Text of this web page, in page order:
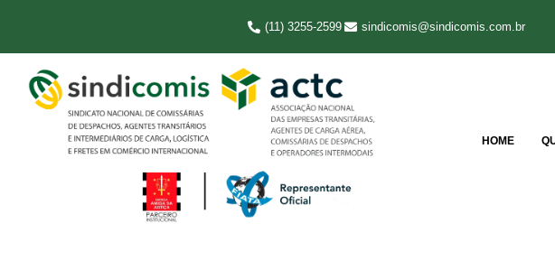
(11) 3255-2599 sindicomis@sindicomis.com.br
HOME